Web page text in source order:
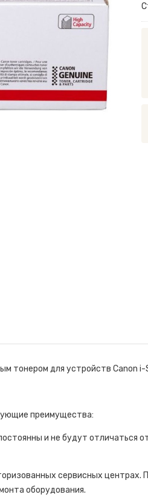
для устройств Canon i-
преимущества:
и не будут отличаться
сервисных
оборудования.